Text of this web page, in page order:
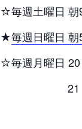
☆毎週土曜日 朝
★毎週日曜日 朝
☆毎週月曜日 20
21：30～